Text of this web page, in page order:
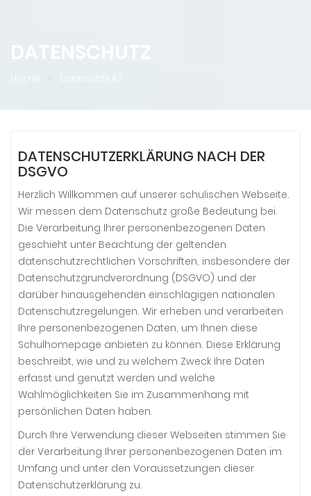
Home Datenschutz
DATENSCHUTZERKLÄRUNG NACH DER
DSGVO
Herzlich Willkommen auf unserer schulischen Webseite.
Wir messen dem Datenschutz große Bedeutung bei.
Die Verarbeitung Ihrer personenbezogenen Daten
geschieht unter Beachtung der geltenden
datenschutzrechtlichen Vorschriften, insbesondere der
Datenschutzgrundverordnung (DSGVO) und der
darüber hinausgehenden einschlägigen nationalen
Datenschutzregelungen. Wir erheben und verarbeiten
Ihre personenbezogenen Daten, um Ihnen diese
Schulhomepage anbieten zu können. Diese Erklärung
beschreibt, wie und zu welchem Zweck Ihre Daten
erfasst und genutzt werden und welche
Wahlmöglichkeiten Sie im Zusammenhang mit
persönlichen Daten haben.
Durch Ihre Verwendung dieser Webseiten stimmen Sie
der Verarbeitung Ihrer personenbezogenen Daten im
Umfang und unter den Voraussetzungen dieser
Datenschutzerklärung zu.